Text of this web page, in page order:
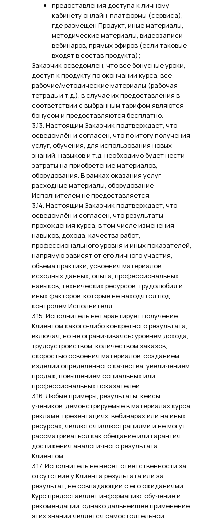
предоставления доступа к личному
кабинету онлайн-платформы (сервиса),
где размещен Продукт, иные материалы,
методические материалы, видеозаписи
вебинаров, прямых эфиров (если таковые
входят в состав продукта);
Заказчик осведомлен, что все бонусные уроки,
доступ к продукту по окончании курса, все
рабочие/методические материалы (рабочая
тетрадь и т.д.), в случае их предоставления в
соответствии с выбранным тарифом являются
бонусом и предоставляются бесплатно.
3.13. Настоящим Заказчик подтверждает, что
осведомлён и согласен, что по итогу получения
услуг, обучения, для использования новых
знаний, навыков и т.д. необходимо будет нести
затраты на приобретение материалов,
оборудования. В рамках оказания услуг
расходные материалы, оборудование
Исполнителем не предоставляется.
3.14. Настоящим Заказчик подтверждает, что
осведомлён и согласен, что результаты
прохождения курса, в том числе изменения
навыков, дохода, качества работ,
профессионального уровня и иных показателей,
напрямую зависят от его личного участия,
объёма практики, усвоения материалов,
исходных данных, опыта, профессиональных
навыков, технических ресурсов, трудолюбия и
иных факторов, которые не находятся под
контролем Исполнителя.
3.15. Исполнитель не гарантирует получение
Клиентом какого-либо конкретного результата,
включая, но не ограничиваясь: уровнем дохода,
трудоустройством, количеством заказов,
скоростью освоения материалов, созданием
изделий определённого качества, увеличением
продаж, повышением социальных или
профессиональных показателей.
3.16. Любые примеры, результаты, кейсы
учеников, демонстрируемые в материалах курса,
рекламе, презентациях, вебинарах или на иных
ресурсах, являются иллюстрациями и не могут
рассматриваться как обещание или гарантия
достижения аналогичного результата
Клиентом.
3.17. Исполнитель не несёт ответственности за
отсутствие у Клиента результата или за
результат, не совпадающий с его ожиданиями.
Курс предоставляет информацию, обучение и
рекомендации, однако дальнейшее применение
этих знаний является самостоятельной